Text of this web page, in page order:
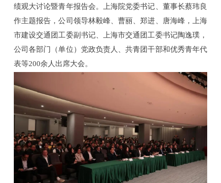
重要资讯
联系我们
搜索
绩观大讨论暨青年报告会。上海院党委书记、董事长蔡玮良
作主题报告，公司领导林毅峰、曹丽、郑进、唐海峰，上海
市建设交通团工委副书记、上海市交通团工委书记陶逸璞，
公司各部门（单位）党政负责人、共青团干部和优秀青年代
表等200余人出席大会。